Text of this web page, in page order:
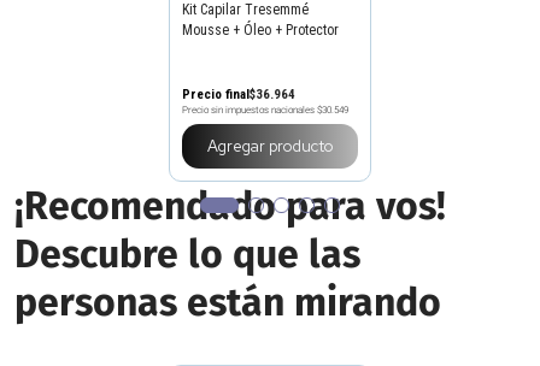
Kit Capilar Tresemmé
Mousse + Óleo + Protector
Precio final$36.964
Precio sin impuestos nacionales $30.549
Agregar producto
¡Recomendado para vos!
Descubre lo que las
personas están mirando